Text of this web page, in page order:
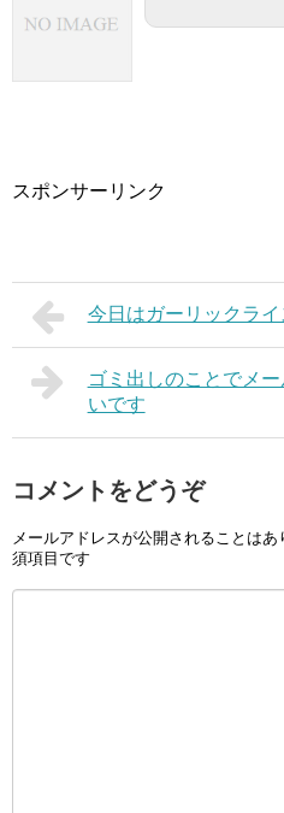
スポンサーリンク
今日はガーリックラ
ゴミ出しのことでメ
いです
コメントをどうぞ
メールアドレスが公開されることはあ
須項目です